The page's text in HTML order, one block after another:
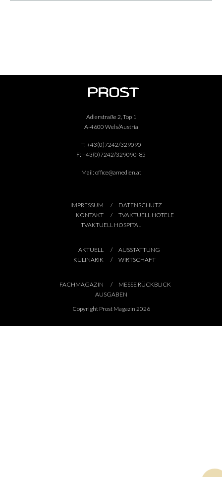
Adlerstraße 2, Top 1
A-4600 Wels/Austria
T: +43(0)7242/329090
F: +43(0)7242/329090-85
Mail: office@amedien.at
IMPRESSUM
DATENSCHUTZ
KONTAKT
TVAKTUELL HOTELE
TVAKTUELL HOSPITAL
AKTUELL
AUSSTATTUNG
KULINARIK
WIRTSCHAFT
FACHMAGAZIN
MESSE RÜCKBLICK
AUSGABEN
Copyright Prost Magazin 2026